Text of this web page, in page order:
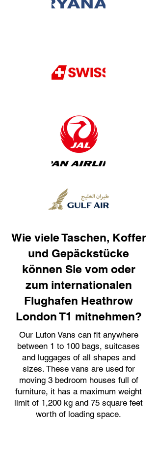
Wie viele Taschen, Koffer
und Gepäckstücke
können Sie vom oder
zum internationalen
Flughafen Heathrow
London T1 mitnehmen?
Our Luton Vans can fit anywhere
between 1 to 100 bags, suitcases
and luggages of all shapes and
sizes. These vans are used for
moving 3 bedroom houses full of
furniture, it has a maximum weight
limit of 1,200 kg and 75 square feet
worth of loading space.